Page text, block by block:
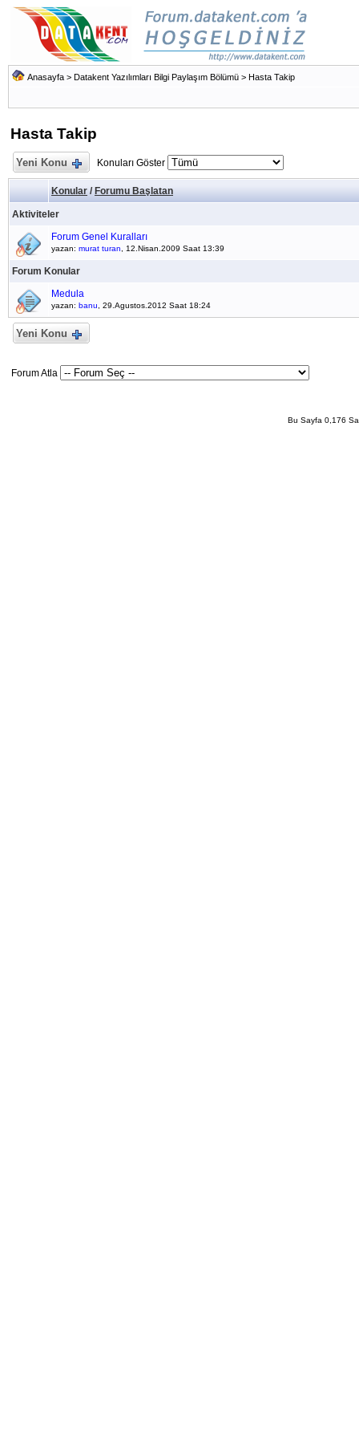
Anasayfa > Datakent Yazılımları Bilgi Paylaşım Bölümü > Hasta Takip
Hasta Takip
Yeni Konu Konuları Göster
Konular / Forumu Başlatan
Aktiviteler
Forum Genel Kuralları
yazan: murat turan , 12.Nisan.2009 Saat 13:39
Forum Konular
Medula
yazan: banu , 29.Agustos.2012 Saat 18:24
Yeni Konu
Forum Atla
Bu Sayfa 0,176